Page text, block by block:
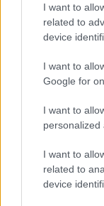
I want to
related to
device
I want to
Google for
I want to
personalized
I want to
related to
device
käsittely ja
Aulaan
Aulaan